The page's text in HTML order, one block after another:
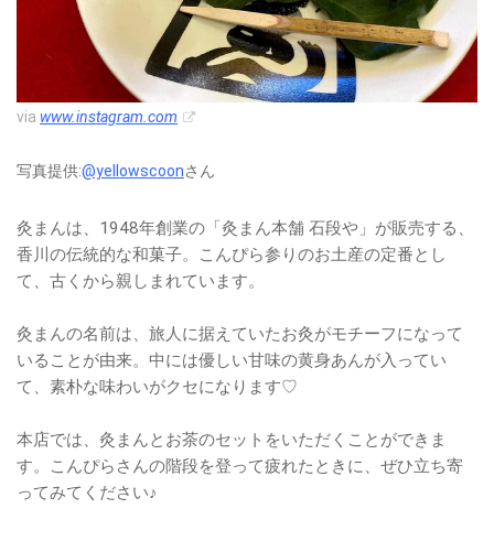
via www.instagram.com
写真提供:@yellowscoonさん
灸まんは、1948年創業の「灸まん本舗 石段や」が販売する、
香川の伝統的な和菓子。こんぴら参りのお土産の定番とし
て、古くから親しまれています。
灸まんの名前は、旅人に据えていたお灸がモチーフになって
いることが由来。中には優しい甘味の黄身あんが入ってい
て、素朴な味わいがクセになります♡
本店では、灸まんとお茶のセットをいただくことができま
す。こんぴらさんの階段を登って疲れたときに、ぜひ立ち寄
ってみてください♪